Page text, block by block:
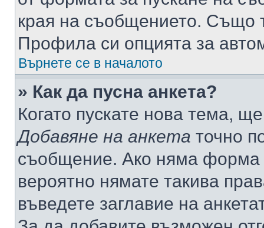
края на съобщението. Също
Профила си опцията за
Върнете се в началото
» Как да пусна анкета?
Когато пускате нова тема,
Добавяне на анкета точно
съобщение. Ако няма форма
вероятно нямате такива
въведете заглавие на